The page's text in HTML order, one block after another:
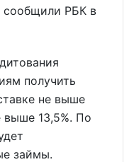
сообщили РБК в
получить
не выше
выше 13,5%. По
займы.